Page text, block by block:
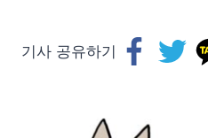
기사 공유하기